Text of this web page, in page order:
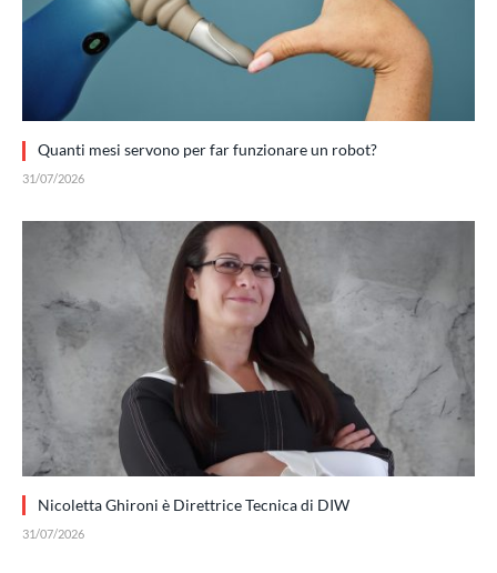
Quanti mesi servono per far funzionare un robot?
31/07/2026
Nicoletta Ghironi è Direttrice Tecnica di DIW
31/07/2026